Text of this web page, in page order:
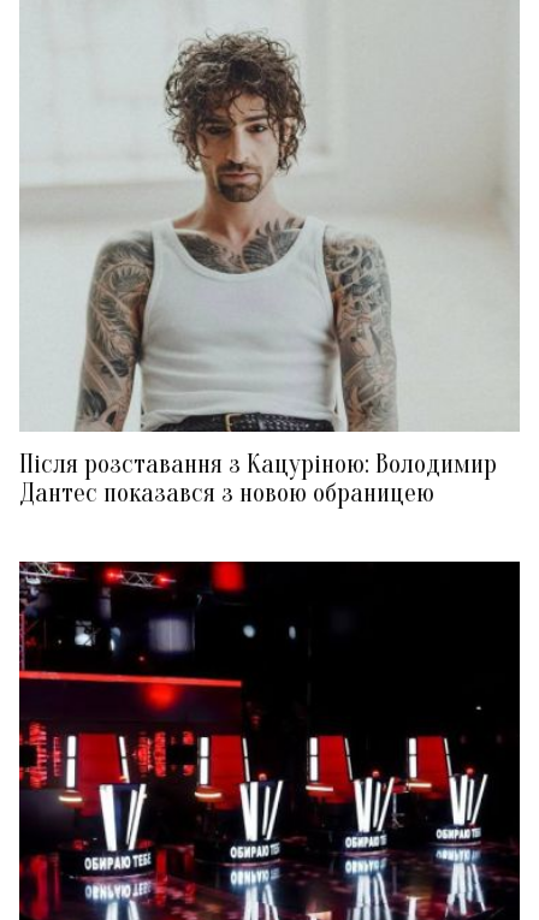
Після розставання з Кацуріною: Володимир
Дантес показався з новою обраницею